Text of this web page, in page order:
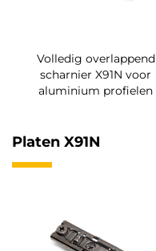
Volledig overlappend
scharnier X91N voor
aluminium profielen
Platen X91N